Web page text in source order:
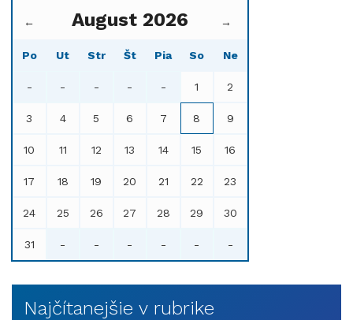
← August 2026 →
Po Ut Str Št Pia So Ne
- - - - - 1 2
3 4 5 6 7 8 9
10 11 12 13 14 15 16
17 18 19 20 21 22 23
24 25 26 27 28 29 30
31 - - - - - -
Najčítanejšie v rubrike